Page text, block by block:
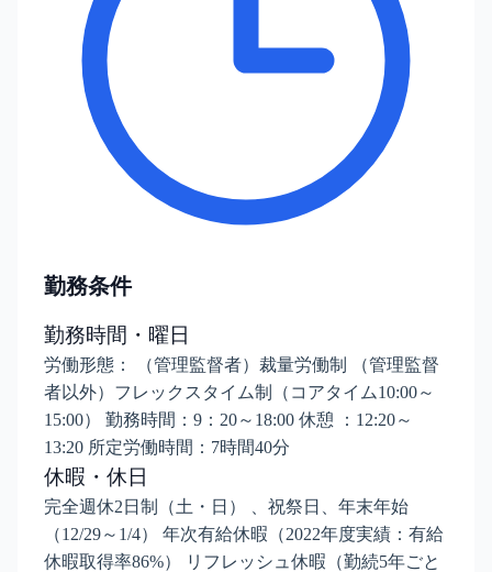
勤務条件
勤務時間・曜日
労働形態： （管理監督者）裁量労働制 （管理監督
者以外）フレックスタイム制（コアタイム10:00～
15:00） 勤務時間：9：20～18:00 休憩 ：12:20～
13:20 所定労働時間：7時間40分
休暇・休日
完全週休2日制（土・日） 、祝祭日、年末年始
（12/29～1/4） 年次有給休暇（2022年度実績：有給
休暇取得率86%） リフレッシュ休暇（勤続5年ごと